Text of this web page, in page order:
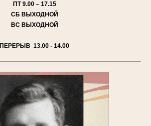
ПТ9.00 – 17.15
СБ ВЫХОДНОЙ
ВС ВЫХОДНОЙ
ПЕРЕРЫВ 13.00 - 14.00